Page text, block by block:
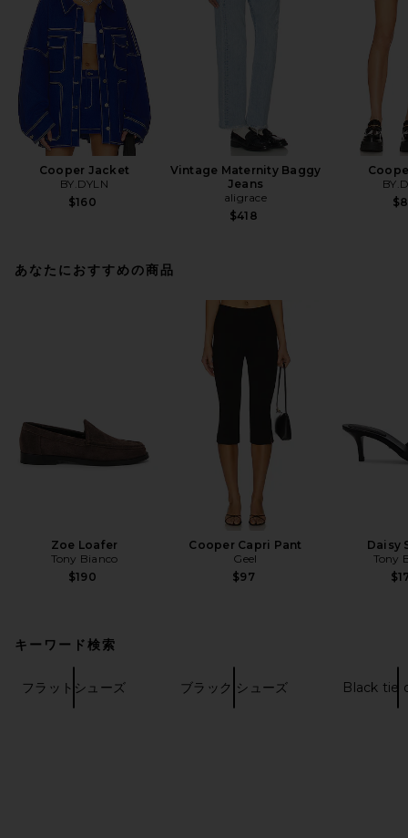
Cooper Jacket
BY.DYLN
$160
Vintage Maternity Baggy
Jeans
aligrace
$418
あなたにおすすめの商品
Zoe Loafer
Tony Bianco
$190
Cooper Capri Pant
Geel
$97
Daisy
Tony
キーワード検索
フラットシューズ ブラック シューズ Black tie